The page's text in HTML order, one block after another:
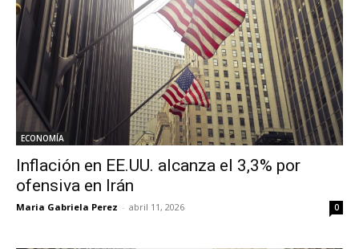
ECONOMÍA
Inflación en EE.UU. alcanza el 3,3% por
ofensiva en Irán
Maria Gabriela Perez - abril 11, 2026 0